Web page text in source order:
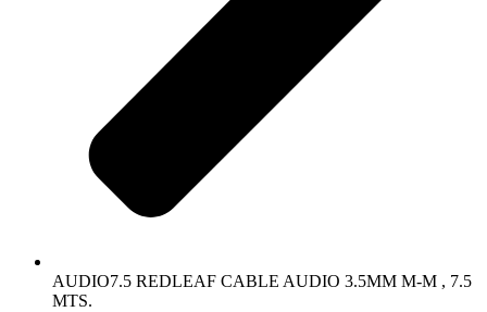
AUDIO7.5 REDLEAF CABLE AUDIO 3.5MM M-M , 7.5
MTS.